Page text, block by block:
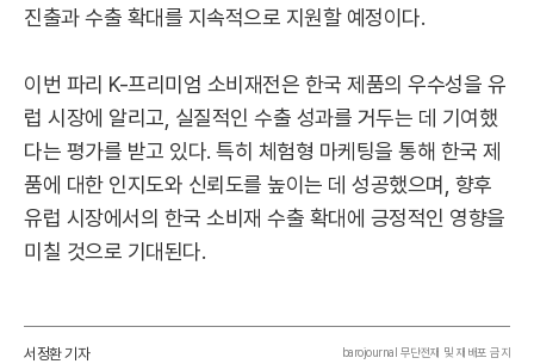
진출과 수출 확대를 지속적으로 지원할 예정이다.
이번 파리 K-프리미엄 소비재전은 한국 제품의 우수성을 유
럽 시장에 알리고, 실질적인 수출 성과를 거두는 데 기여했
다는 평가를 받고 있다. 특히 체험형 마케팅을 통해 한국 제
품에 대한 인지도와 신뢰도를 높이는 데 성공했으며, 향후
유럽 시장에서의 한국 소비재 수출 확대에 긍정적인 영향을
미칠 것으로 기대된다.
서정환 기자
barojournal 무단전재 및 재배포 금지